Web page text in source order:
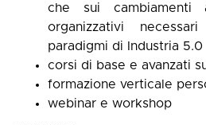
che sui cambiamenti
organizzativi
paradigmi di Industria 5.0
corsi di base e avanzati
formazione verticale
webinar e workshop